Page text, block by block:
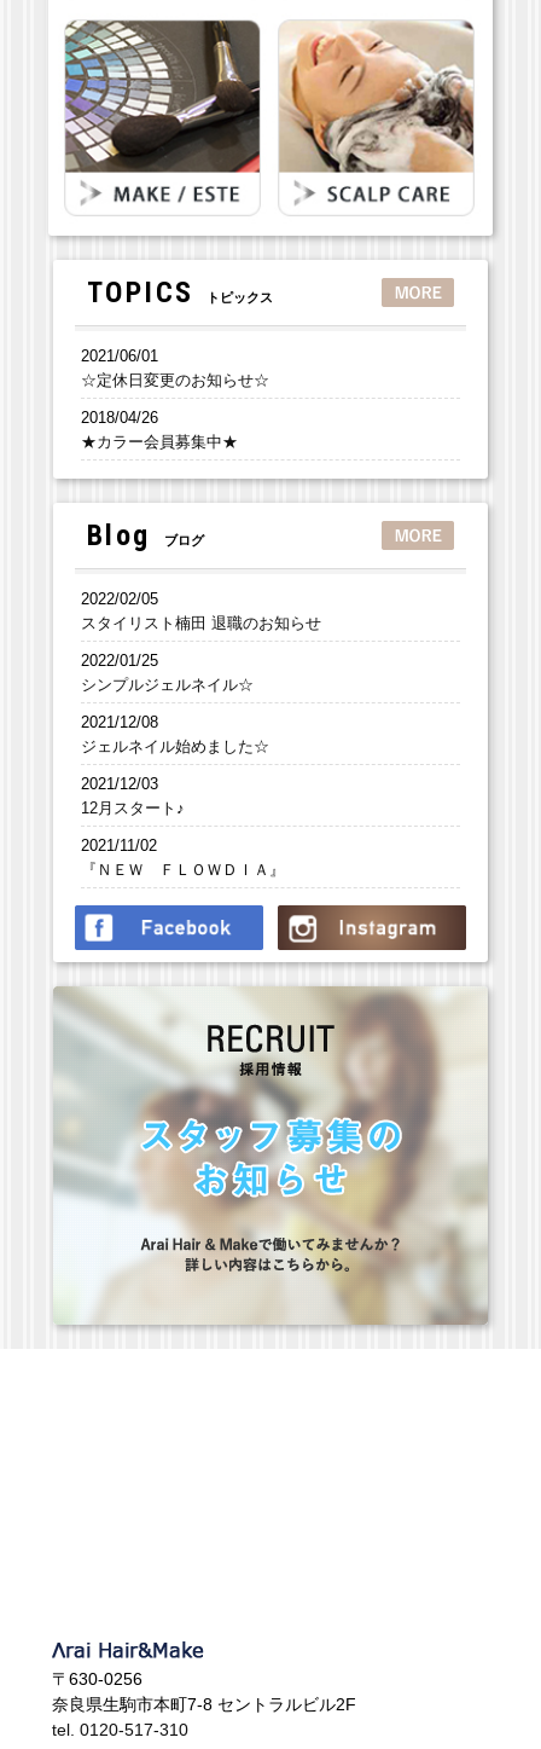
TOPICS トピックス
2021/06/01
☆定休日変更のお知らせ☆
2018/04/26
★カラー会員募集中★
Blog ブログ
2022/02/05
スタイリスト楠田 退職のお知らせ
2022/01/25
シンプルジェルネイル☆
2021/12/08
ジェルネイル始めました☆
2021/12/03
12月スタート♪
2021/11/02
『ＮＥＷ ＦＬＯＷＤＩＡ』
〒630-0256
奈良県生駒市本町7-8 セントラルビル2F
tel. 0120-517-310